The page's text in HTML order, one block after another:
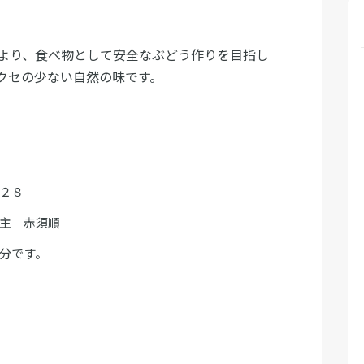
、食べ物として安全なぶどう作りを目指し
の少ない自然の味です。
８
赤須順
す。